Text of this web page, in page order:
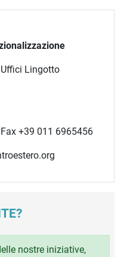
Lingotto
+39 011 6965456
nostre iniziative,